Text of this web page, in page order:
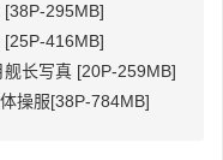
295MB]
416MB]
长写真 [20P-259MB]
操服[38P-784MB]